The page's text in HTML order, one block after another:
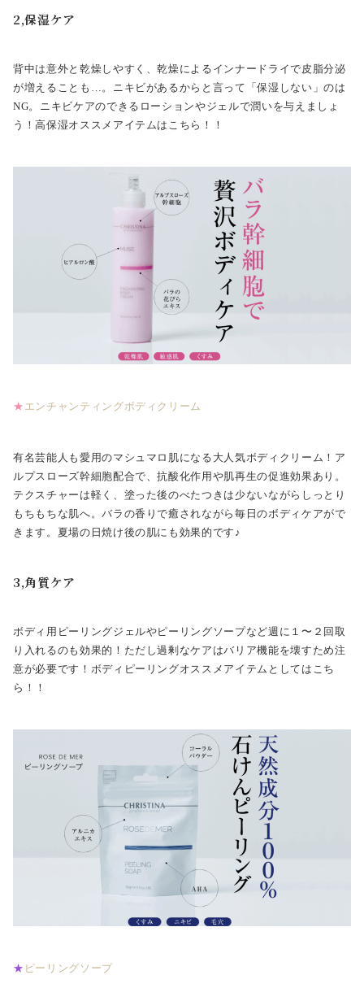
2,保湿ケア
背中は意外と乾燥しやすく、乾燥によるインナードライで皮脂分泌
が増えることも…。ニキビがあるからと言って「保湿しない」のは
NG。ニキビケアのできるローションやジェルで潤いを与えましょ
う！高保湿オススメアイテムはこちら！！
★ エンチャンティングボディクリーム
有名芸能人も愛用のマシュマロ肌になる大人気ボディクリーム！ア
ルプスローズ幹細胞配合で、抗酸化作用や肌再生の促進効果あり。
テクスチャーは軽く、塗った後のべたつきは少ないながらしっとり
もちもちな肌へ。バラの香りで癒されながら毎日のボディケアがで
きます。夏場の日焼け後の肌にも効果的です♪
3,角質ケア
ボディ用ピーリングジェルやピーリングソープなど週に１〜２回取
り入れるのも効果的！ただし過剰なケアはバリア機能を壊すため注
意が必要です！ボディピーリングオススメアイテムとしてはこち
ら！！
★ ピーリングソープ